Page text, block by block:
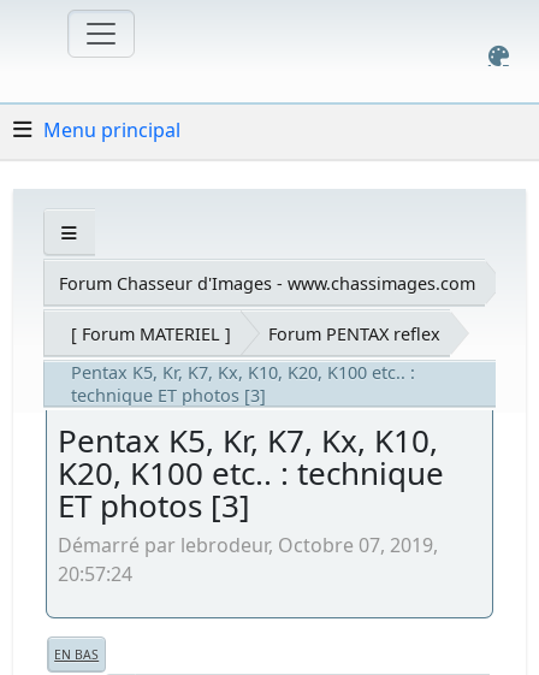
Menu principal
Forum Chasseur d'Images - www.chassimages.com
[ Forum MATERIEL ]
Forum PENTAX reflex
Pentax K5, Kr, K7, Kx, K10, K20, K100 etc.. :
technique ET photos [3]
Pentax K5, Kr, K7, Kx, K10,
K20, K100 etc.. : technique
ET photos [3]
Démarré par lebrodeur, Octobre 07, 2019,
20:57:24
EN BAS